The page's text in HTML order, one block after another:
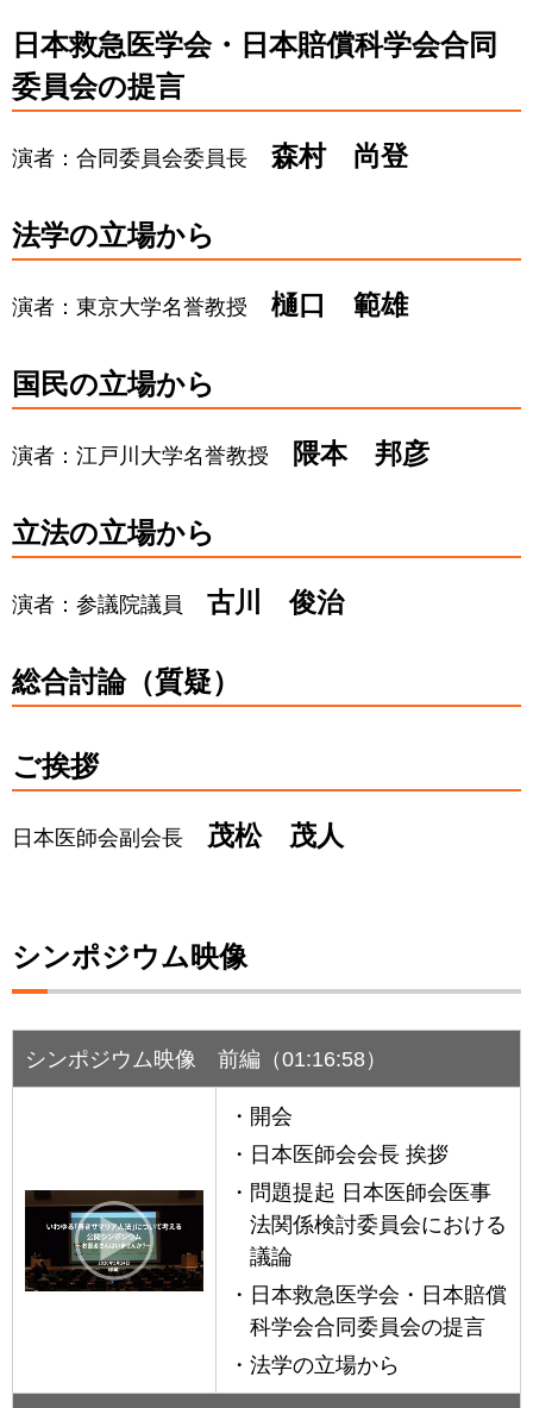
日本救急医学会・日本賠償科学会合同
委員会の提言
演者：合同委員会委員長 森村 尚登
法学の立場から
演者：東京大学名誉教授 樋口 範雄
国民の立場から
演者：江戸川大学名誉教授 隈本 邦彦
立法の立場から
演者：参議院議員 古川 俊治
総合討論（質疑）
ご挨拶
日本医師会副会長 茂松 茂人
シンポジウム映像
シンポジウム映像 前編（01:16:58）
開会
日本医師会会長 挨拶
問題提起 日本医師会医事
法関係検討委員会における
議論
日本救急医学会・日本賠償
科学会合同委員会の提言
法学の立場から